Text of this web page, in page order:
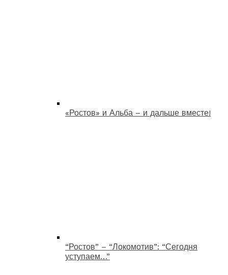
«Ростов» и Альба – и дальше вместе!
“Ростов” – “Локомотив”: “Сегодня
уступаем…”